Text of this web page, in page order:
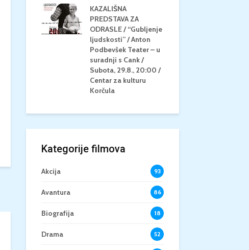
KAZALIŠNA
PREDSTAVA ZA
ODRASLE / “Gubljenje
ljudskosti” / Anton
Podbevšek Teater – u
suradnji s Cank /
Subota, 29.8., 20:00 /
Centar za kulturu
Korčula
Kategorije filmova
Akcija 93
Avantura 86
Biografija 18
Drama 52